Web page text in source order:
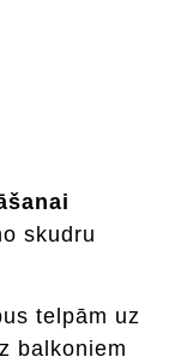
skudru
telpām uz
balkoniem